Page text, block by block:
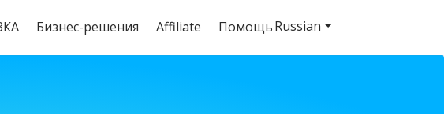
Бизнес-решения Affiliate ПомощьRussian